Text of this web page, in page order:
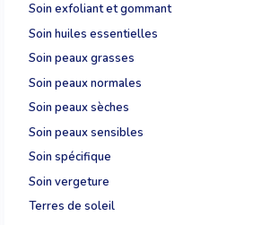
Soin exfoliant et gommant
Soin huiles essentielles
Soin peaux grasses
Soin peaux normales
Soin peaux sèches
Soin peaux sensibles
Soin spécifique
Soin vergeture
Terres de soleil